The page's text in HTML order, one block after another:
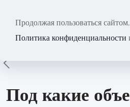
Под какие
Продолжая пользоваться
Политика конфиденциальности